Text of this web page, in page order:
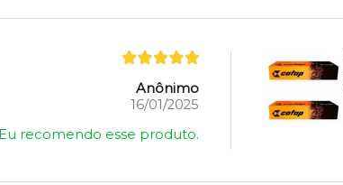
Anônimo
16/01/2025
Eu recomendo esse produto.